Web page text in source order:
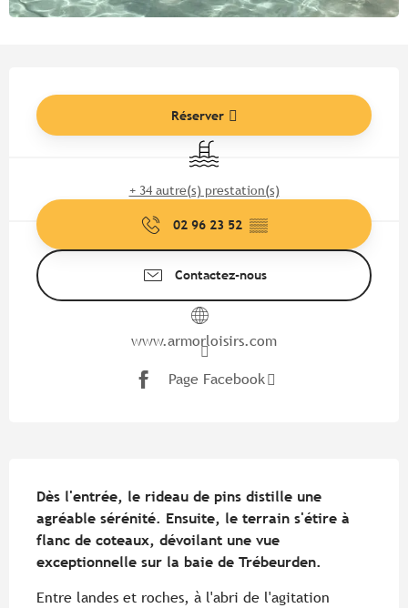
Réserver
Piscine
+ 34 autre(s) prestation(s)
02 96 23 52 ▒▒
Contactez-nous
www.armorloisirs.com
Page Facebook
Dès l'entrée, le rideau de pins distille une
agréable sérénité. Ensuite, le terrain s'étire à
flanc de coteaux, dévoilant une vue
exceptionnelle sur la baie de Trébeurden.
Entre landes et roches, à l'abri de l'agitation